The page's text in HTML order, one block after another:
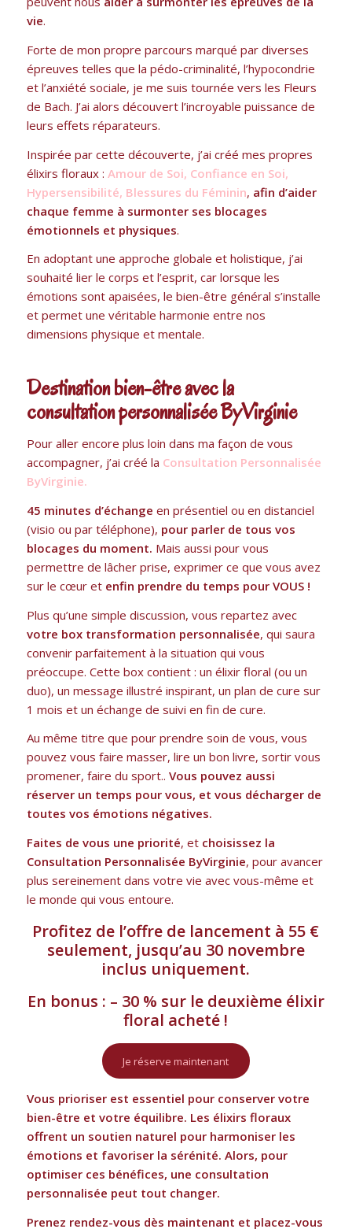
vie.
Forte de mon propre parcours marqué par diverses
épreuves telles que la pédo-criminalité, l’hypocondrie
et l’anxiété sociale, je me suis tournée vers les Fleurs
de Bach. J’ai alors découvert l’incroyable puissance de
leurs effets réparateurs.
Inspirée par cette découverte, j’ai créé mes propres
élixirs floraux : Amour de Soi, Confiance en Soi,
Hypersensibilité, Blessures du Féminin, afin d’aider
chaque femme à surmonter ses blocages
émotionnels et physiques.
En adoptant une approche globale et holistique, j’ai
souhaité lier le corps et l’esprit, car lorsque les
émotions sont apaisées, le bien-être général s’installe
et permet une véritable harmonie entre nos
dimensions physique et mentale.
Destination bien-être avec la
consultation personnalisée ByVirginie
Pour aller encore plus loin dans ma façon de vous
accompagner, j’ai créé la Consultation Personnalisée
ByVirginie.
45 minutes d’échange en présentiel ou en distanciel
(visio ou par téléphone), pour parler de tous vos
blocages du moment. Mais aussi pour vous
permettre de lâcher prise, exprimer ce que vous avez
sur le cœur et enfin prendre du temps pour VOUS !
Plus qu’une simple discussion, vous repartez avec
votre box transformation personnalisée, qui saura
convenir parfaitement à la situation qui vous
préoccupe. Cette box contient : un élixir floral (ou un
duo), un message illustré inspirant, un plan de cure sur
1 mois et un échange de suivi en fin de cure.
Au même titre que pour prendre soin de vous, vous
pouvez vous faire masser, lire un bon livre, sortir vous
promener, faire du sport.. Vous pouvez aussi
réserver un temps pour vous, et vous décharger de
toutes vos émotions négatives.
Faites de vous une priorité, et choisissez la
Consultation Personnalisée ByVirginie, pour avancer
plus sereinement dans votre vie avec vous-même et
le monde qui vous entoure.
Profitez de l’offre de lancement à 55 €
seulement, jusqu’au 30 novembre
inclus uniquement.
En bonus : – 30 % sur le deuxième élixir
floral acheté !
Je réserve maintenant
Vous prioriser est essentiel pour conserver votre
bien-être et votre équilibre. Les élixirs floraux
offrent un soutien naturel pour harmoniser les
émotions et favoriser la sérénité. Alors, pour
optimiser ces bénéfices, une consultation
personnalisée peut tout changer.
Prenez rendez-vous dès maintenant et placez-vous